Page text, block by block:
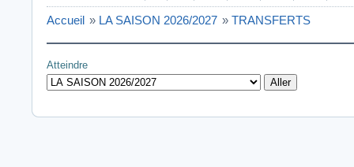
Accueil » LA SAISON 2026/2027 » TRANSFERTS
Atteindre